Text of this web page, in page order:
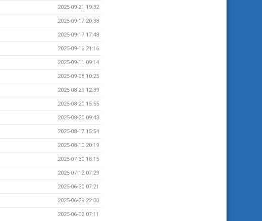
2025-09-21 19:32
2025-09-17 20:38
2025-09-17 17:48
2025-09-16 21:16
2025-09-11 09:14
2025-09-08 10:25
2025-08-29 12:39
2025-08-20 15:55
2025-08-20 09:43
2025-08-17 15:54
2025-08-10 20:19
2025-07-30 18:15
2025-07-12 07:29
2025-06-30 07:21
2025-06-29 22:00
2025-06-02 07:11